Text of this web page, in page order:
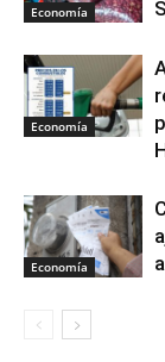
Economía
Economía
Economía